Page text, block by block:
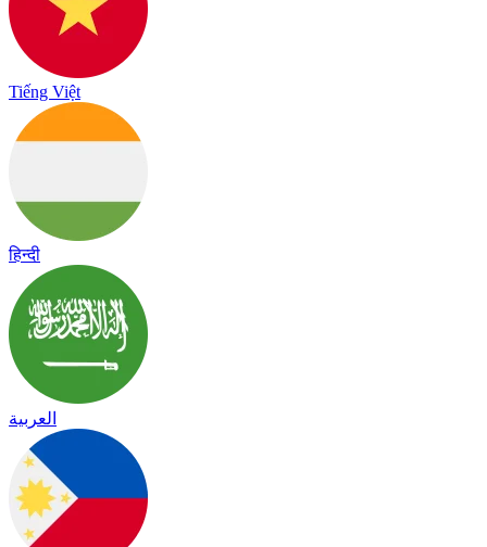
Tiếng Việt
हिन्दी
العربية